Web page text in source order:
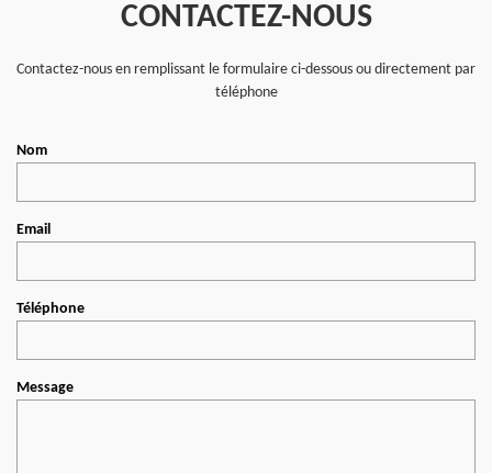
CONTACTEZ-NOUS
Contactez-nous en remplissant le formulaire ci-dessous ou directement par
téléphone
Nom
Email
Téléphone
Message